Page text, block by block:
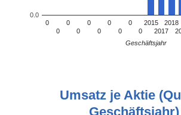
0
0
0
0
0
0
0
0
0
0
2015
2017
2018
0.0
Geschäftsjahr
Umsatz je Aktie
Geschäftsjahr)